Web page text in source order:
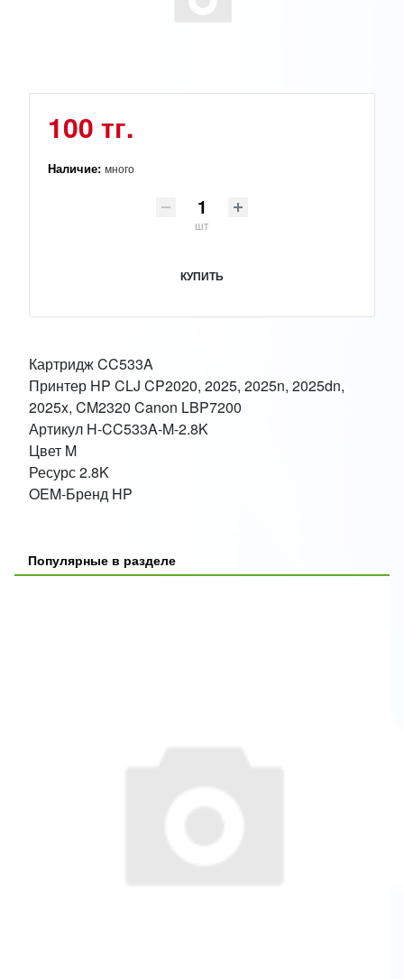
100 тг.
Наличие: много
шт
КУПИТЬ
Картридж CC533A
Принтер HP CLJ CP2020, 2025, 2025n, 2025dn,
2025x, CM2320 Canon LBP7200
Артикул H-CC533A-M-2.8K
Цвет M
Ресурс 2.8K
OEM-Бренд HP
Популярные в разделе